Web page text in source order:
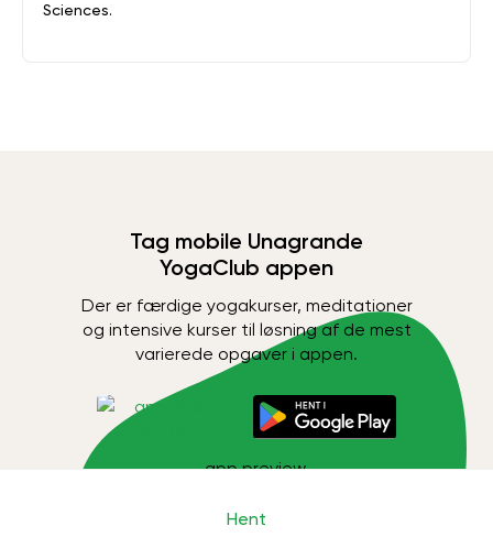
Sciences.
Tag mobile Unagrande
YogaClub appen
Der er færdige yogakurser, meditationer
og intensive kurser til løsning af de mest
varierede opgaver i appen.
Hent